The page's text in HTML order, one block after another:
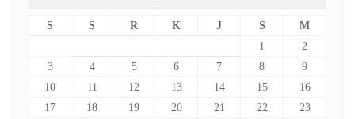
S S R K J S
M
1
2
3
4 5 6 7 8
9
10
11 12 13 14 15
16
17
18 19 20 21 22
23